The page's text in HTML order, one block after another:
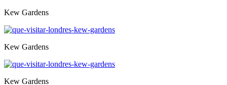
Kew Gardens
Kew Gardens
Kew Gardens